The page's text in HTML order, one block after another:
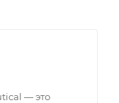
— это